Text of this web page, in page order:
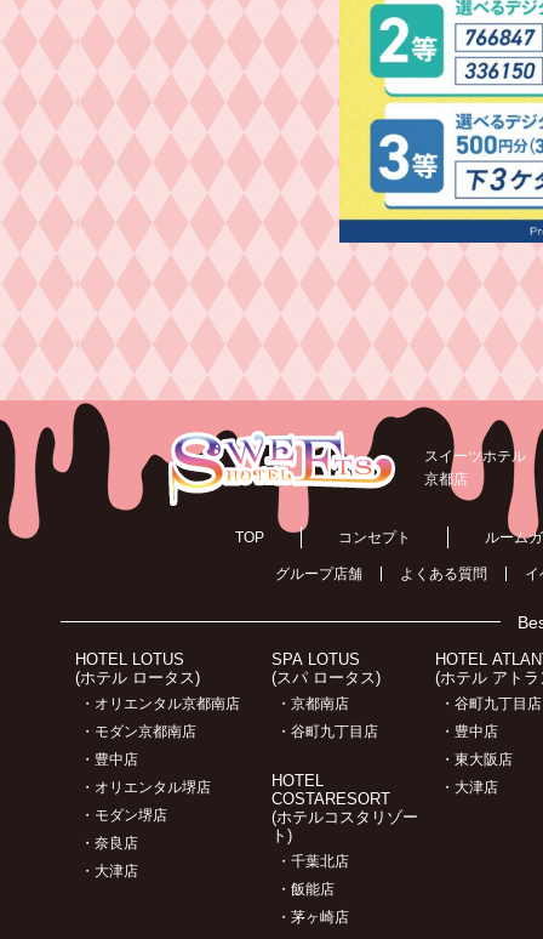
スイーツホテル
京都店
TOP コンセプト ルーム
グループ店舗 よくある質問 イ
HOTEL LOTUS
(ホテル ロータス)
・オリエンタル京都南店
・モダン京都南店
・豊中店
・オリエンタル堺店
・モダン堺店
・奈良店
・大津店
SPA LOTUS
(スパ ロータス)
・京都南店
・谷町九丁目店
HOTEL
COSTARESORT
(ホテルコスタリゾー
ト)
・千葉北店
・飯能店
・茅ヶ崎店
HOTEL
(ホテル アト
・谷町九丁目店
・豊中店
・東大阪店
・大津店